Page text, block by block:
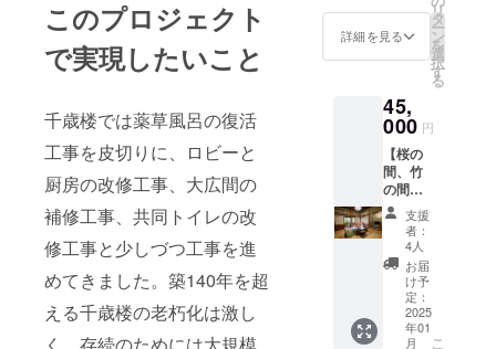
このプロジェクト
で実現したいこと
千歳楼では薬草風呂の復活
工事を皮切りに、ロビーと
厨房の改修工事、大広間の
補修工事、共同トイレの改
修工事と少しづつ工事を進
めてきました。築140年を超
える千歳楼の老朽化は激し
く、存続のためには大規模
がい
らっ
しゃい
ます。
は
CAMPF
IREのプ
ロジェ
クトを
記念
し、そ
の巻物
の中か
ら可愛
い絵画
をトー
トバッ
グに印
は2025
年1月14
日から1
年間に
（材料
の確保
に時間
がかか
る場合
がある
ため、
ご予約
は予定
日の1週
間前ま
でに頂
けると
助かり
薬草
コー
詰め合
わせで
す。 ・
薬草入
浴剤
内
容量：
30g
内
容物：
伊吹山
山麓の
薬草数
種類
間：
2025年
する限
り）
・掲
載方
法：文
字のみ
■桜の
間、竹
の間、
藤の間
のいず
れかの
お部屋
の1名様
備考欄
へ希望
（ご辞
退され
る場合
はその
旨ご記
入くだ
さい）
・掲
載期
間：
2025年
以降
（建物
が存在
信させ
ていた
だきま
す。 ■
頂いた
皆様全
員のお
名前
（個人
名、法
人名）
を記念
プレー
トにし
て松の
間に飾
らせて
頂きま
詳細を見る
リ
タ
ー
ン
を
選
択
す
る
45,
000 円
【桜の
間、竹
の間、
藤の間
いずれ
かのお
部屋ご
宿泊プ
ラン（2
様）】
支援
者：
4人
お届
け予
定：
2025
年01
月
こ